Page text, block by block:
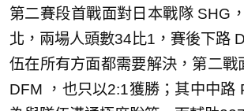
第二賽段首戰面對日本戰隊 SHG
北，兩場人頭數34比1，賽後下路
伍在所有方面都需要解決，第二戰
DFM ，也只以2:1獲勝；其中中路